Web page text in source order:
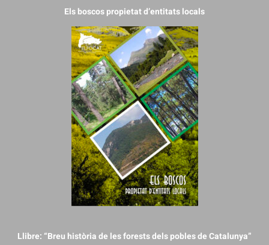
Els boscos propietat d’entitats locals
Llibre: “Breu història de les forests dels pobles de Catalunya”